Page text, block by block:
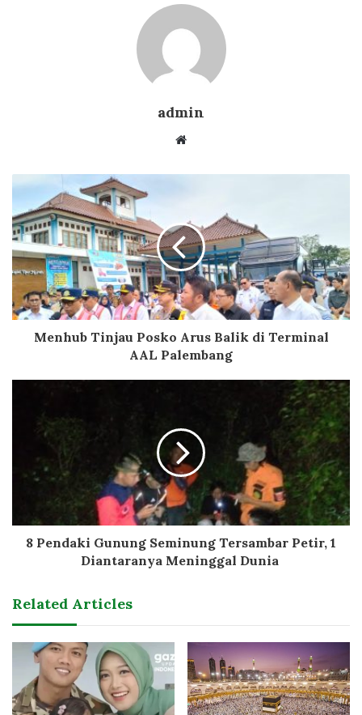
admin
Website
Menhub Tinjau Posko Arus Balik di Terminal
AAL Palembang
8 Pendaki Gunung Seminung Tersambar Petir, 1
Diantaranya Meninggal Dunia
Related Articles